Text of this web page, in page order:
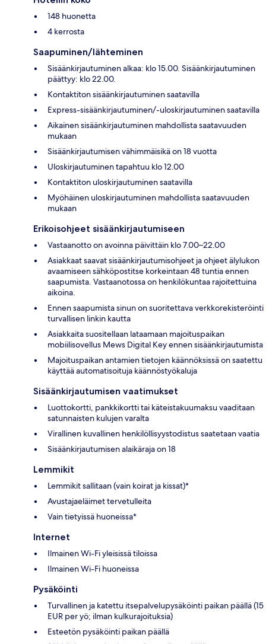
148 huonetta
4 kerrosta
Saapuminen/lähteminen
Sisäänkirjautuminen alkaa: klo 15.00. Sisäänkirjautuminen
päättyy: klo 22.00.
Kontaktiton sisäänkirjautuminen saatavilla
Express-sisäänkirjautuminen/-uloskirjautuminen saatavilla
Aikainen sisäänkirjautuminen mahdollista saatavuuden
mukaan
Sisäänkirjautumisen vähimmäisikä on 18 vuotta
Uloskirjautuminen tapahtuu klo 12.00
Kontaktiton uloskirjautuminen saatavilla
Myöhäinen uloskirjautuminen mahdollista saatavuuden
mukaan
Erikoisohjeet sisäänkirjautumiseen
Vastaanotto on avoinna päivittäin klo 7.00–22.00
Asiakkaat saavat sisäänkirjautumisohjeet ja ohjeet älylukon
avaamiseen sähköpostitse korkeintaan 48 tuntia ennen
saapumista. Vastaanotossa on henkilökuntaa rajoitettuina
aikoina.
Ennen saapumista sinun on suoritettava verkkorekisteröinti
turvallisen linkin kautta
Asiakkaita suositellaan lataamaan majoituspaikan
mobiilisovellus Mews Digital Key ennen sisäänkirjautumista
Majoituspaikan antamien tietojen käännöksissä on saatettu
käyttää automatisoituja käännöstyökaluja
Sisäänkirjautumisen vaatimukset
Luottokortti, pankkikortti tai käteistakuumaksu vaaditaan
satunnaisten kulujen varalta
Virallinen kuvallinen henkilöllisyystodistus saatetaan vaatia
Sisäänkirjautumisen alaikäraja on 18
Lemmikit
Lemmikit sallitaan (vain koirat ja kissat)*
Avustajaeläimet tervetulleita
Vain tietyissä huoneissa*
Internet
Ilmainen Wi-Fi yleisissä tiloissa
Ilmainen Wi-Fi huoneissa
Pysäköinti
Turvallinen ja katettu itsepalvelupysäköinti paikan päällä (15
EUR per yö; ilman kulkurajoituksia)
Esteetön pysäköinti paikan päällä